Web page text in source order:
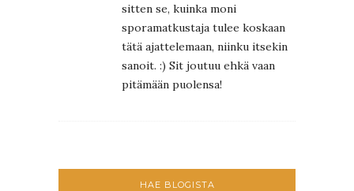
sitten se, kuinka moni
sporamatkustaja tulee koskaan
tätä ajattelemaan, niinku itsekin
sanoit. :) Sit joutuu ehkä vaan
pitämään puolensa!
HAE BLOGISTA